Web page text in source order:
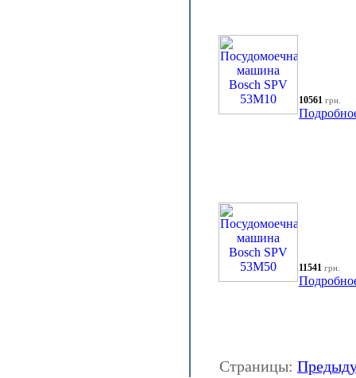
10561 грн.
11541 грн.
Страницы: